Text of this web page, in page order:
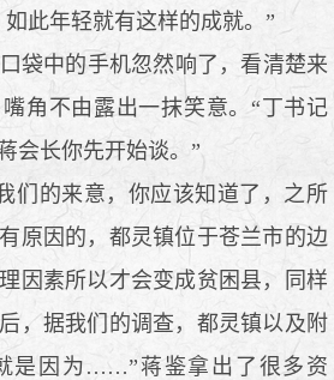
此年轻就有这样的成就。”
中的手机忽然响了，看清楚来
角不由露出一抹笑意。“丁书记
会长你先开始谈。”
们的来意，你应该知道了，之所
原因的，都灵镇位于苍兰市的边
因素所以才会变成贫困县，同样
，据我们的调查，都灵镇以及附
是因为……”蒋鉴拿出了很多资